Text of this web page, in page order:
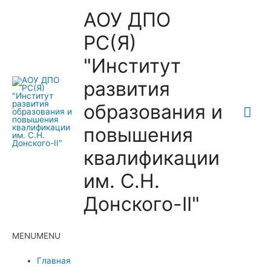
АОУ ДПО
РС(Я)
"Институт
развития
образования и
повышения
квалификации
им. С.Н.
Донского-II"
MENUMENU
Главная